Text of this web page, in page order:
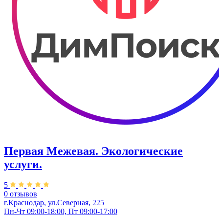
Первая Межевая. Экологические
услуги.
5
0 отзывов
г.Краснодар, ул.​Северная, 225
Пн-Чт 09:00-18:00, Пт 09:00-17:00